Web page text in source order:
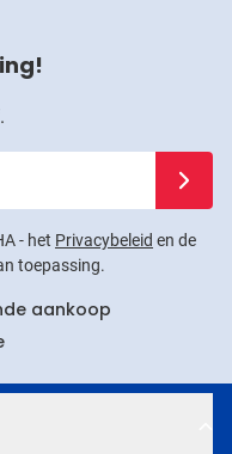
- het Privacybeleid en de
toepassing.
aankoop